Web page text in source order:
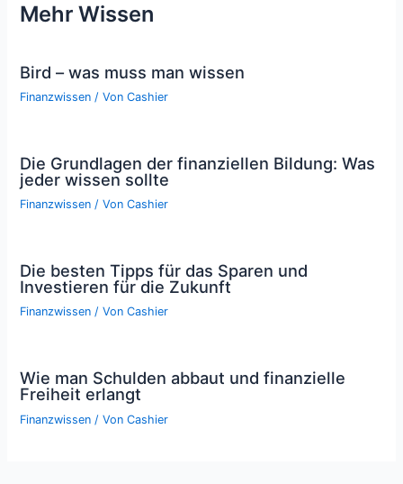
Mehr Wissen
Bird – was muss man wissen
Finanzwissen / VonCashier
Die Grundlagen der finanziellen Bildung: Was
jeder wissen sollte
Finanzwissen / VonCashier
Die besten Tipps für das Sparen und
Investieren für die Zukunft
Finanzwissen / VonCashier
Wie man Schulden abbaut und finanzielle
Freiheit erlangt
Finanzwissen / VonCashier